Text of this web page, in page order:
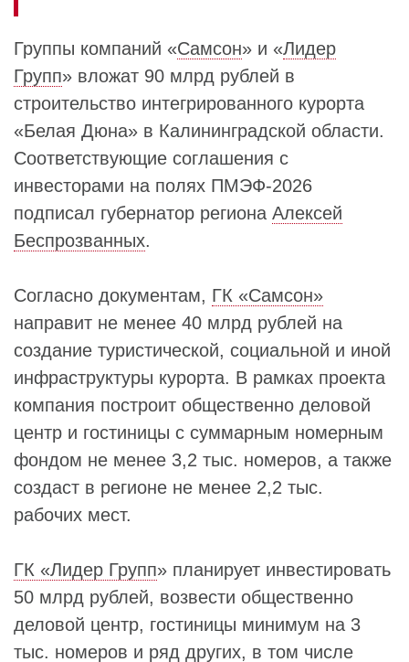
Группы компаний «Самсон» и «Лидер
Групп» вложат 90 млрд рублей в
строительство интегрированного курорта
«Белая Дюна» в Калининградской области.
Соответствующие соглашения с
инвесторами на полях ПМЭФ-2026
подписал губернатор региона Алексей
Беспрозванных.
Согласно документам, ГК «Самсон»
направит не менее 40 млрд рублей на
создание туристической, социальной и иной
инфраструктуры курорта. В рамках проекта
компания построит общественно деловой
центр и гостиницы с суммарным номерным
фондом не менее 3,2 тыс. номеров, а также
создаст в регионе не менее 2,2 тыс.
рабочих мест.
ГК «Лидер Групп» планирует инвестировать
50 млрд рублей, возвести общественно
деловой центр, гостиницы минимум на 3
тыс. номеров и ряд других, в том числе